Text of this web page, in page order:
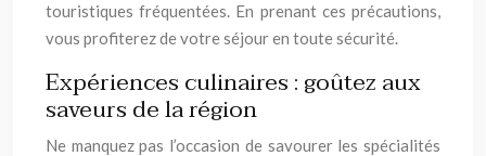
touristiques fréquentées. En prenant ces précautions,
vous profiterez de votre séjour en toute sécurité.
Expériences culinaires : goûtez aux
saveurs de la région
Ne manquez pas l’occasion de savourer les spécialités